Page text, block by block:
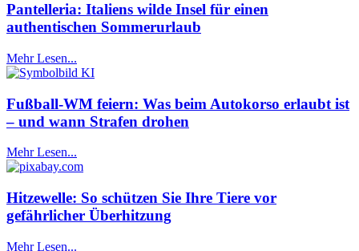
Pantelleria: Italiens wilde Insel für einen
authentischen Sommerurlaub
Mehr Lesen...
Fußball-WM feiern: Was beim Autokorso erlaubt ist
– und wann Strafen drohen
Mehr Lesen...
Hitzewelle: So schützen Sie Ihre Tiere vor
gefährlicher Überhitzung
Mehr Lesen...